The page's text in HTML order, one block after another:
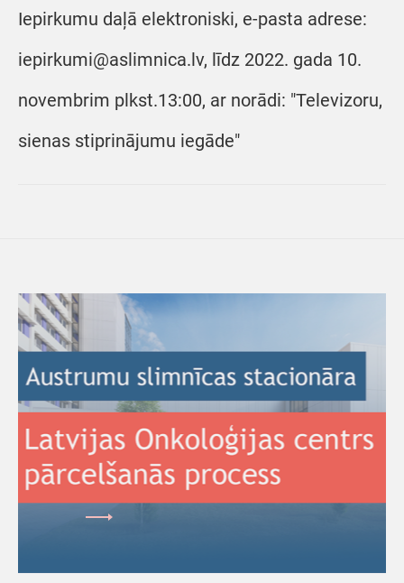
Iepirkumu daļā elektroniski, e-pasta adrese:
iepirkumi@aslimnica.lv, līdz 2022. gada 10.
novembrim plkst.13:00, ar norādi: "Televizoru,
sienas stiprinājumu iegāde"